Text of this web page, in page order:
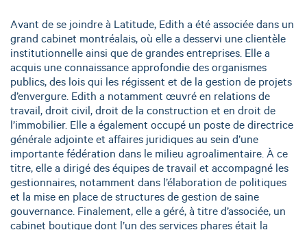
Avant de se joindre à Latitude, Edith a été associée dans un
grand cabinet montréalais, où elle a desservi une clientèle
institutionnelle ainsi que de grandes entreprises. Elle a
acquis une connaissance approfondie des organismes
publics, des lois qui les régissent et de la gestion de projets
d’envergure. Edith a notamment œuvré en relations de
travail, droit civil, droit de la construction et en droit de
l’immobilier. Elle a également occupé un poste de directrice
générale adjointe et affaires juridiques au sein d’une
importante fédération dans le milieu agroalimentaire. À ce
titre, elle a dirigé des équipes de travail et accompagné les
gestionnaires, notamment dans l’élaboration de politiques
et la mise en place de structures de gestion de saine
gouvernance. Finalement, elle a géré, à titre d’associée, un
cabinet boutique dont l’un des services phares était la